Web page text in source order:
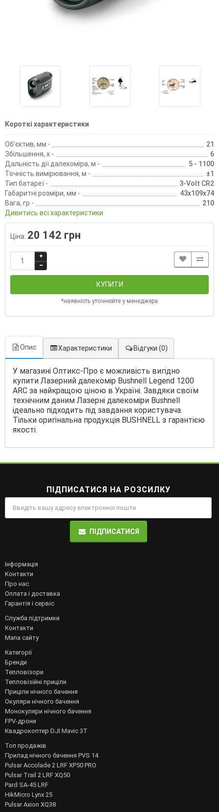
Короткі характеристики
Об'єктив, мм -
21
Збільшення, х -
6
Дальність дії далекоміра, м -
5 - 1100
Точність вимірювання, м -
±1
Тип батареї -
3-Volt CR2
Габаритні розміри, мм -
43x109x74
Вага, гр -
210
Дивитись всі характеристики
Ціна: 20 142 грн
КУПИТИ
*наявність уточнюйте у менеджера
Опис Характеристики Відгуки (0)
У магазині Оптикс-Про є можливість вигідно
купити Лазерний далекомір Bushnell Legend 1200
ARC за найкращою ціною в Україні. Завдяки своїм
технічним даним Лазерні далекоміри Bushnell
ідеально підходить під завдання користувача.
Тільки оригінальна продукція BUSHNELL з гарантією
якості.
ПІДПИСАТИСЯ НА РОЗСИЛКУ
ПІДПИСАТИСЯ
Інформація
Контакти
Про нас
Оплата і доставка
Гарантія і сервіс
Служба підтримки
Контакти
Мапа сайту
Категорії
Бренди
Тепловізори
Тепловізійні приціли
Приціли нічного бачення
Окуляри нічного бачення
Монокуляри нічного бачення
FPV-дрони
Квадрокоптер DJI Mavic 3T
Топ продажів
Прилад нічного бачення PVS 14
Pulsar Accolade 2 LRF XP50 PRO
Pulsar Trail 2 LRF XQ50
Pard SA-45 LRF
HikMicro Lynx 25
Pulsar Axion XQ38